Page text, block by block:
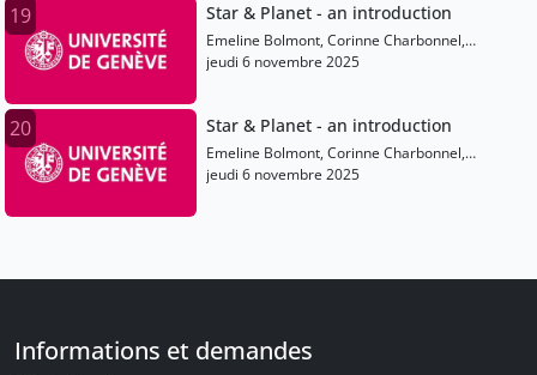
19 Star & Planet - an introduction
Emeline Bolmont, Corinne Charbonnel,
Anastasios Fragkos
jeudi 6 novembre 2025
20 Star & Planet - an introduction
Emeline Bolmont, Corinne Charbonnel,
Anastasios Fragkos
jeudi 6 novembre 2025
Informations et demandes